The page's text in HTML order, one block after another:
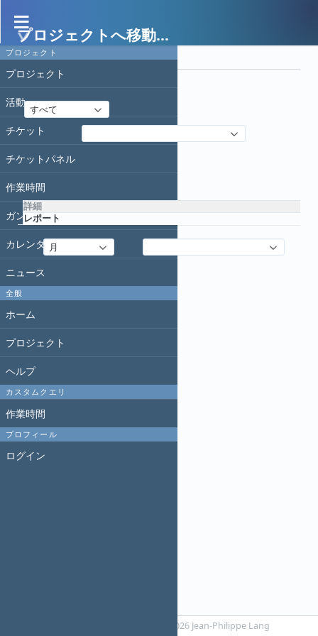
プロジェクト
プロジェクト
活動
チケット
チケットパネル
作業時間
ガントチャート
カレンダー
ニュース
全般
ホーム
プロジェクト
ヘルプ
カスタムクエリ
作業時間
プロフィール
ログイン
プロジェクトへ移動...
作業時間
フィルタ
すべて
フィルタ追加
詳細
レポート
詳細: 月
© 2006-2026 Jean-Philippe Lang